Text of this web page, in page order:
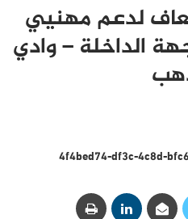
لدعم مهنيي
الداخلة – وادي